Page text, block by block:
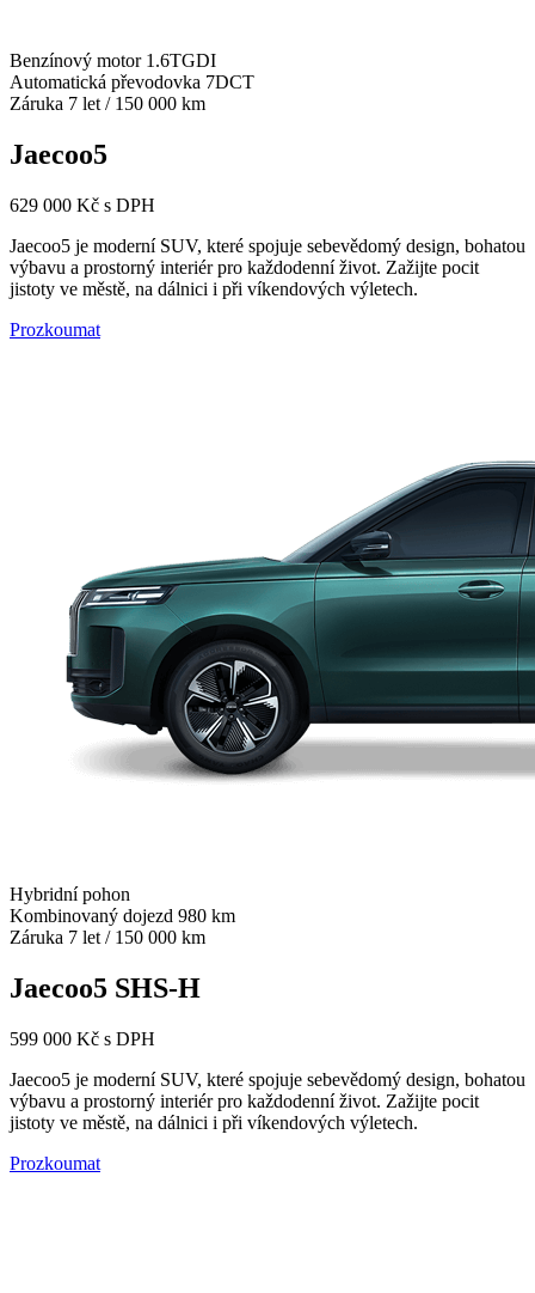
Benzínový motor 1.6TGDI
Automatická převodovka 7DCT
Záruka 7 let / 150 000 km
Jaecoo5
629 000 Kč s DPH
Jaecoo5 je moderní SUV, které spojuje sebevědomý design, bohatou
výbavu a prostorný interiér pro každodenní život. Zažijte pocit
jistoty ve městě, na dálnici i při víkendových výletech.
Prozkoumat
Hybridní pohon
Kombinovaný dojezd 980 km
Záruka 7 let / 150 000 km
Jaecoo5 SHS-H
599 000 Kč s DPH
Jaecoo5 je moderní SUV, které spojuje sebevědomý design, bohatou
výbavu a prostorný interiér pro každodenní život. Zažijte pocit
jistoty ve městě, na dálnici i při víkendových výletech.
Prozkoumat